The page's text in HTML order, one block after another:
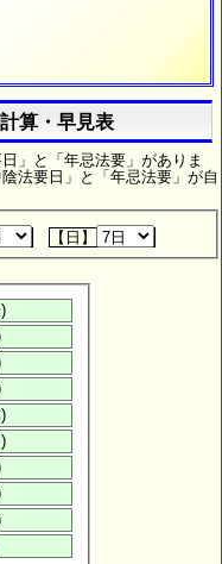
算・早見表
」と「年忌法要」がありま
法要日」と「年忌法要」が自
【日】